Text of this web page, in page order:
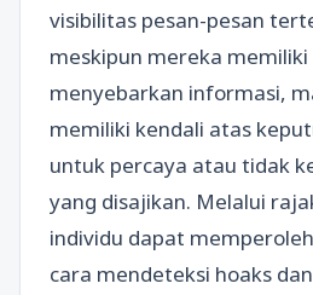
visibilitas pesan-pesan
meskipun mereka
menyebarkan informasi,
memiliki kendali atas
untuk percaya atau tidak
yang disajikan. Melalui
individu dapat
cara mendeteksi hoaks